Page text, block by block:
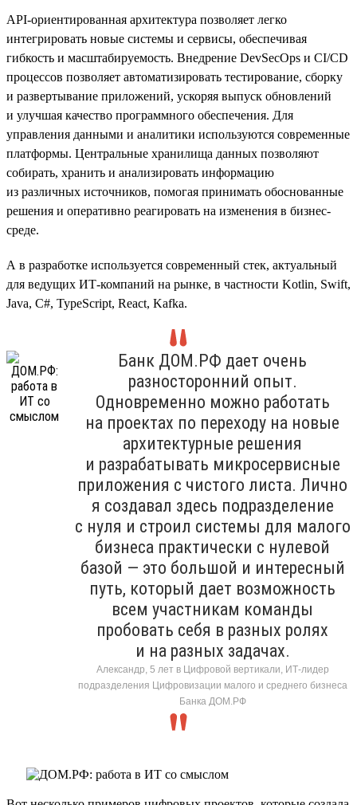
API-ориентированная архитектура позволяет легко
интегрировать новые системы и сервисы, обеспечивая
гибкость и масштабируемость. Внедрение DevSecOps и CI/CD
процессов позволяет автоматизировать тестирование, сборку
и развертывание приложений, ускоряя выпуск обновлений
и улучшая качество программного обеспечения. Для
управления данными и аналитики используются современные
платформы. Центральные хранилища данных позволяют
собирать, хранить и анализировать информацию
из различных источников, помогая принимать обоснованные
решения и оперативно реагировать на изменения в бизнес-
среде.
А в разработке используется современный стек, актуальный
для ведущих ИТ-компаний на рынке, в частности Kotlin, Swift,
Java, C#, TypeScript, React, Kafka.
Банк ДОМ.РФ дает очень
разносторонний опыт.
Одновременно можно работать
на проектах по переходу на новые
архитектурные решения
и разрабатывать микросервисные
приложения с чистого листа. Лично
я создавал здесь подразделение
с нуля и строил системы для малого
бизнеса практически с нулевой
базой — это большой и интересный
путь, который дает возможность
всем участникам команды
пробовать себя в разных ролях
и на разных задачах.
Александр, 5 лет в Цифровой вертикали, ИТ-лидер
подразделения Цифровизации малого и среднего бизнеса
Банка ДОМ.РФ